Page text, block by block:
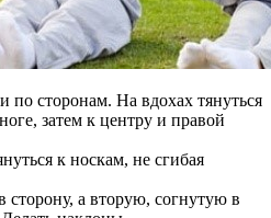
по сторонам. На вдохах тянуться
затем к центру и правой
к носкам, не сгибая
а вторую, согнутую в